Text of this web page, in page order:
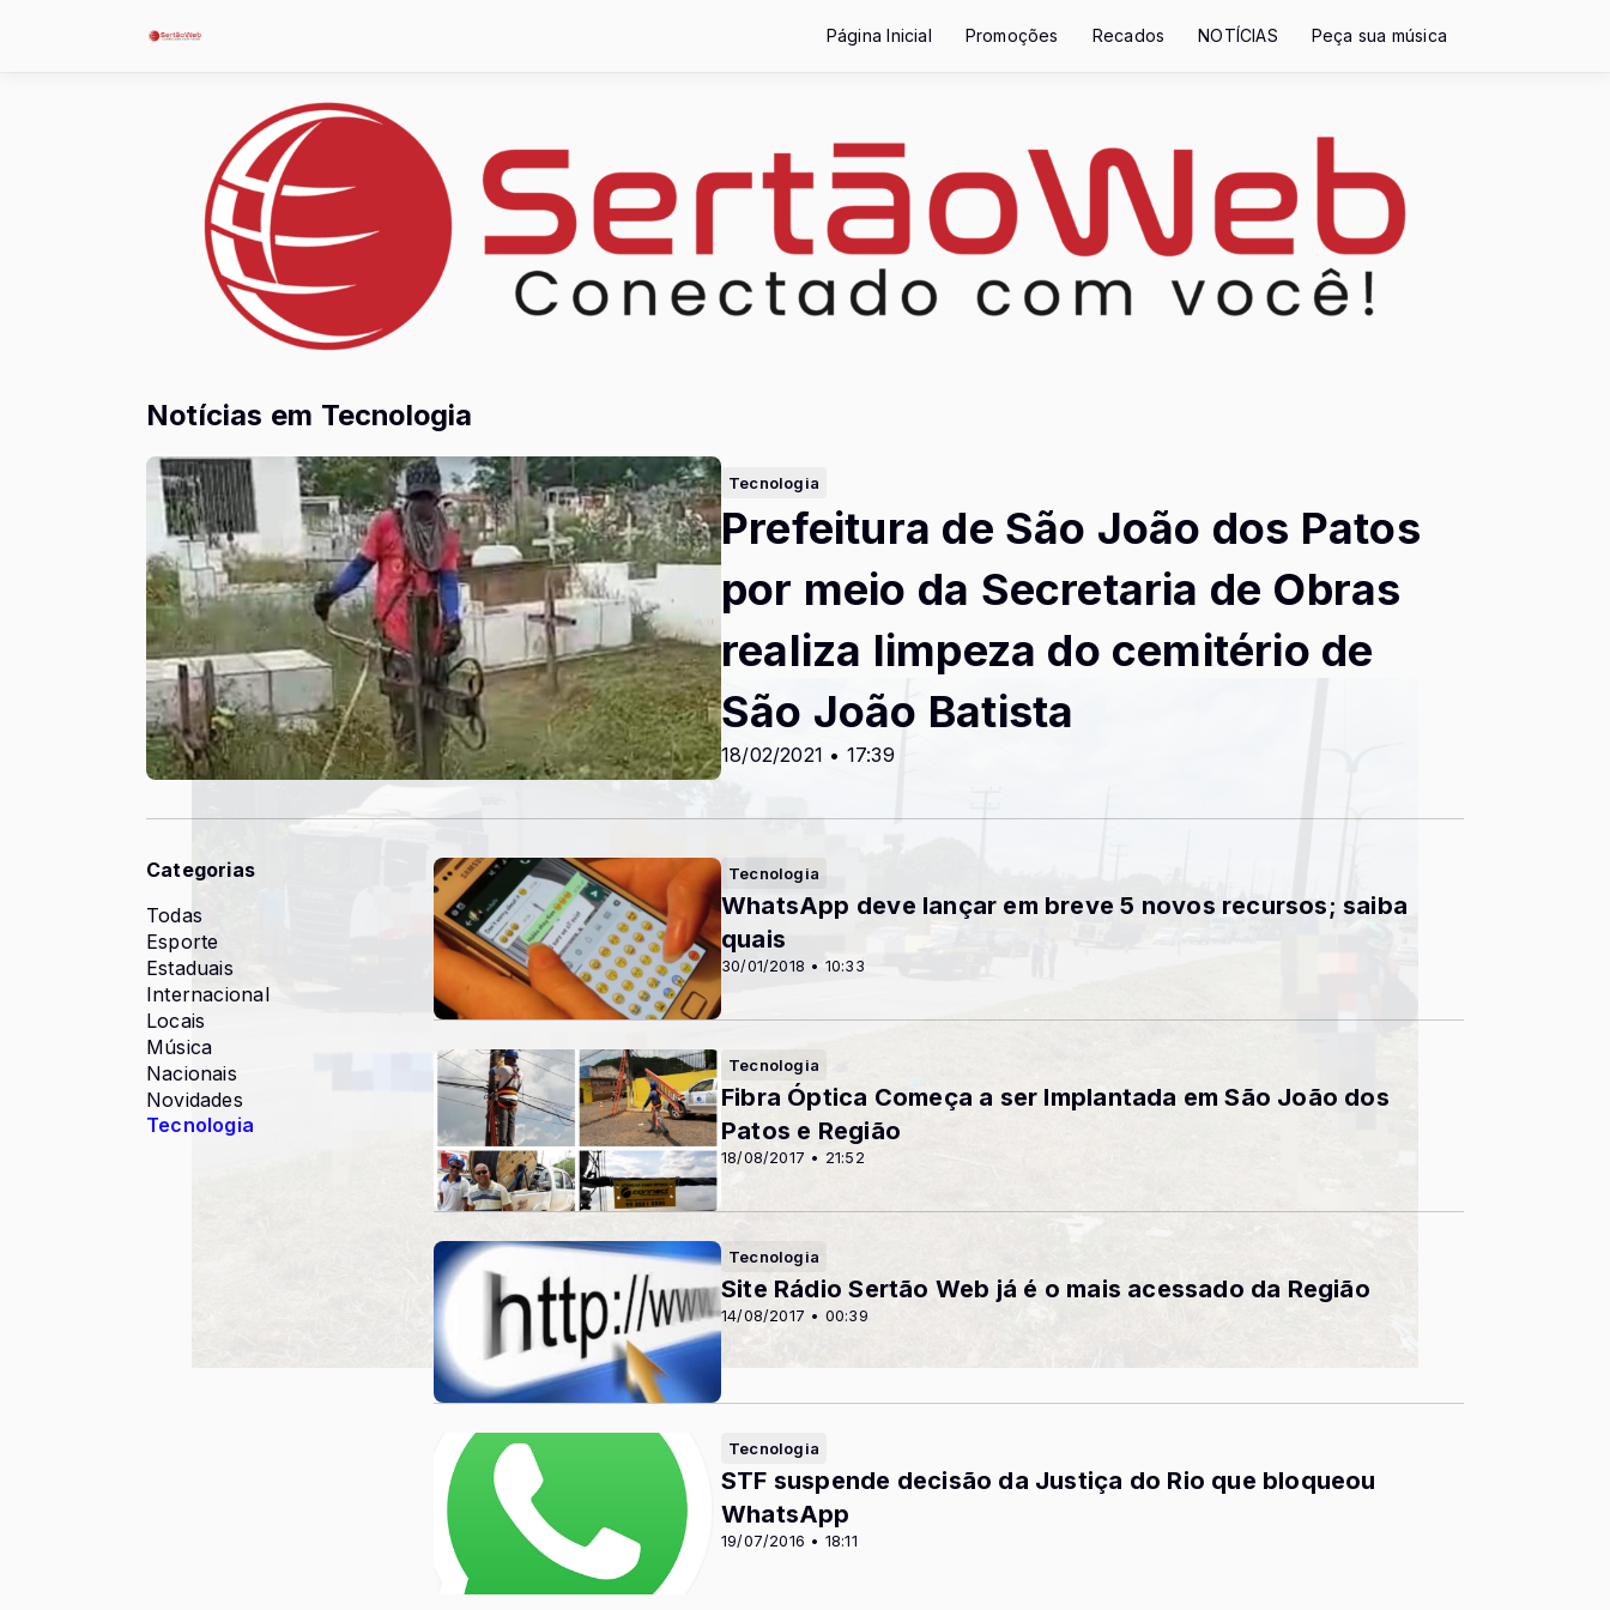
Página Inicial Promoções Recados NOTÍCIAS Peça sua música
Notícias em Tecnologia
Tecnologia
18/02/2021 • 17:39
Prefeitura de São João dos Patos
por meio da Secretaria de Obras
realiza limpeza do cemitério de
São João Batista
Categorias
Todas
Esporte
Estaduais
Internacional
Locais
Música
Nacionais
Novidades
Tecnologia
Tecnologia
30/01/2018 • 10:33
WhatsApp deve lançar em breve 5 novos recursos; saiba
quais
Tecnologia
18/08/2017 • 21:52
Fibra Óptica Começa a ser Implantada em São João dos
Patos e Região
Tecnologia
14/08/2017 • 00:39
Site Rádio Sertão Web já é o mais acessado da Região
Tecnologia
19/07/2016 • 18:11
STF suspende decisão da Justiça do Rio que bloqueou
WhatsApp